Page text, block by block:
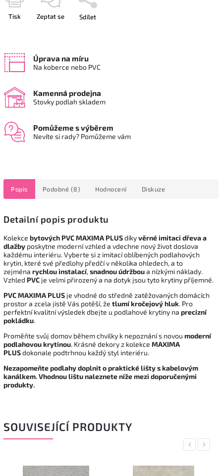
Tisk Zeptat se Sdílet
Úprava na míru
Na koberce nebo PVC
Kamenná prodejna
Stovky podlah skladem
Pomůžeme s výběrem
Nevíte si rady? Pomůžeme vám
Popis Podobné (8) Hodnocení Diskuze
Detailní popis produktu
Kolekce bytových PVC MAXIMA PLUSdíkyvěrné imitaci dřeva a
dlažby poskytne moderní vzhled a vdechne nový život doslova
každému interiéru. Vyberte si z imitací oblíbených podlahových
krytin, které své předlohy předčí v několika ohledech, a to
zejména rychlou instalací,snadnou údržboua nízkými náklady.
Vzhled PVC je velmi přirozený a na dotyk jsou tyto krytiny příjemné.
PVC MAXIMA PLUS je vhodné do středně zatěžovaných domácích
prostor a zcela jistě Vás potěší, že tlumí kročejový hluk. Pro
perfektní kvalitní výsledek dbejte u podlahové krytiny na precizní
pokládku.
Proměňte svůj domov během chvilky k nepoznání s novou moderní
podlahovou krytinou. Krásné dekory z kolekce MAXIMA
PLUSdokonale podtrhnou každý styl interiéru.
Nezapomeňte podlahy doplnit o praktické lišty s kabelovým
kanálkem. Vhodnou lištu naleznete níže mezi doporučenými
produkty.
SOUVISEJÍCÍ PRODUKTY
Previous
Next